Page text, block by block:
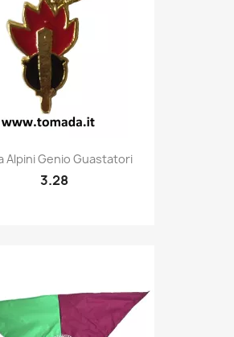
Quick view
Alpini Genio Guastatori
3.28